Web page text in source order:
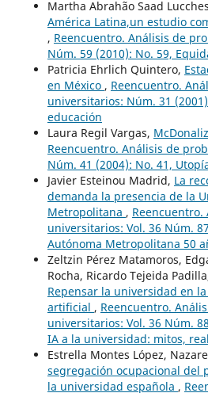
Martha Abrahão Saad
América Latina,un estudio
, Reencuentro. Análisis de
Núm. 59 (2010): No. 59,
Patricia Ehrlich Quintero,
en México , Reencuentro.
universitarios: Núm. 31
educación
Laura Regil Vargas,
Reencuentro. Análisis de
Núm. 41 (2004): No. 41,
Javier Esteinou Madrid, La
demanda la presencia de la
Metropolitana ,
universitarios: Vol. 36 Núm.
Autónoma Metropolitana 50
Zeltzin Pérez Matamoros,
Rocha, Ricardo Tejeida
Repensar la universidad en
artificial , Reencuentro.
universitarios: Vol. 36 Núm.
IA a la universidad: mitos,
Estrella Montes López,
segregación ocupacional del
la universidad española ,